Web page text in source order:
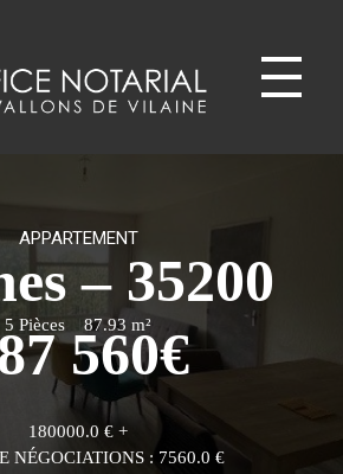
APPARTEMENT
– 35200
5 Pièces 87.93 m²
560€
180000.0 € +
NÉGOCIATIONS : 7560.0 €